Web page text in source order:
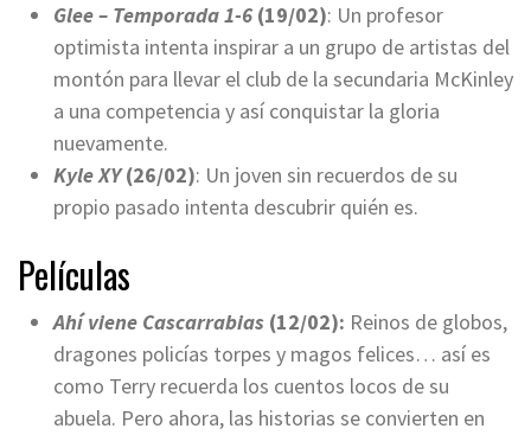
Glee – Temporada 1-6(19/02): Un profesor
optimista intenta inspirar a un grupo de artistas del
montón para llevar el club de la secundaria McKinley
a una competencia y así conquistar la gloria
nuevamente.
Kyle XY(26/02): Un joven sin recuerdos de su
propio pasado intenta descubrir quién es.
Películas
Ahí viene Cascarrabias (12/02): Reinos de globos,
dragones policías torpes y magos felices… así es
como Terry recuerda los cuentos locos de su
abuela. Pero ahora, las historias se convierten en